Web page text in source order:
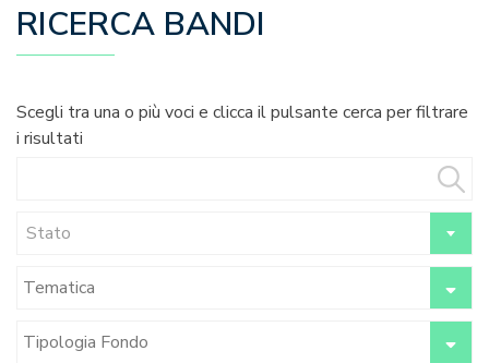
RICERCA BANDI
Scegli tra una o più voci e clicca il pulsante cerca per filtrare
i risultati
Stato